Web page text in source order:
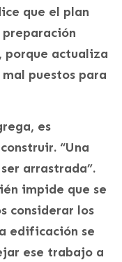
que el plan
porque actualiza
puestos para
es
“Una
arrastrada”.
impide que se
considerar los
edificación se
ese trabajo a